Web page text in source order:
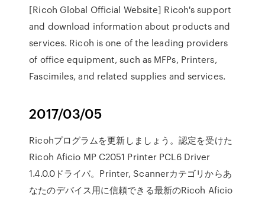
[Ricoh Global Official Website] Ricoh's support
and download information about products and
services. Ricoh is one of the leading providers
of office equipment, such as MFPs, Printers,
Fascimiles, and related supplies and services.
2017/03/05
Ricohプログラムを更新しましょう。認定を受けた
Ricoh Aficio MP C2051 Printer PCL6 Driver
1.4.0.0ドライバ。Printer, Scannerカテゴリからあ
なたのデバイス用に信頼できる最新のRicoh Aficio